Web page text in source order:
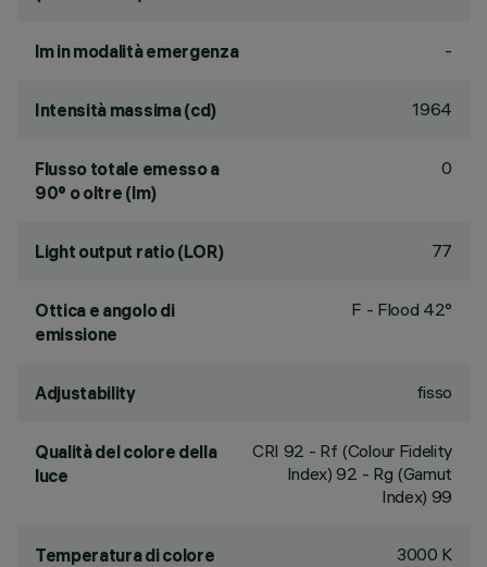
lm in modalità emergenza -
Intensità massima (cd) 1964
Flusso totale emesso a
90° o oltre (lm)
0
Light output ratio (LOR) 77
Ottica e angolo di
emissione
F - Flood 42°
Adjustability fisso
Qualità del colore della
luce
CRI 92 - Rf (Colour Fidelity
Index) 92 - Rg (Gamut
Index) 99
Temperatura di colore 3000 K